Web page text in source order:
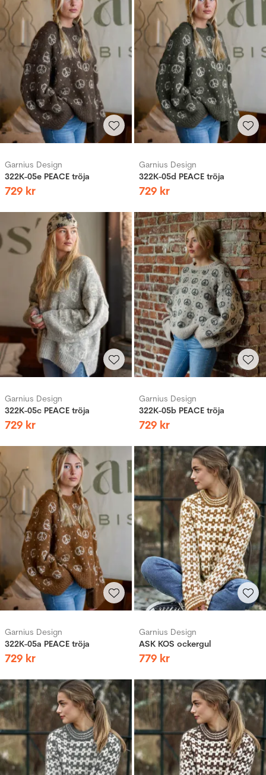
Garnius Design
322K-05e PEACE tröja
729 kr
Garnius Design
322K-05d PEACE tröja
729 kr
Garnius Design
322K-05c PEACE tröja
729 kr
Garnius Design
322K-05b PEACE tröja
729 kr
Garnius Design
322K-05a PEACE tröja
729 kr
Garnius Design
ASK KOS ockergul
779 kr